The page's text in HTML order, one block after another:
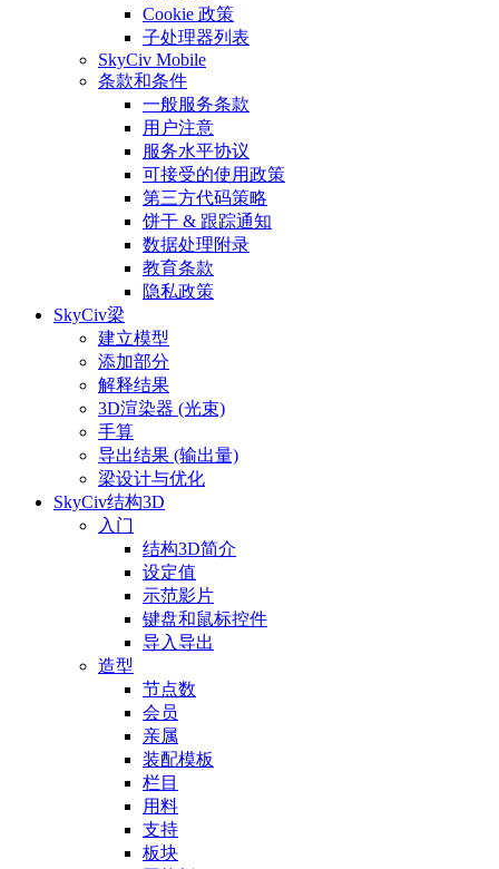
Cookie 政策
子处理器列表
SkyCiv Mobile
条款和条件
一般服务条款
用户注意
服务水平协议
可接受的使用政策
第三方代码策略
饼干 & 跟踪通知
数据处理附录
教育条款
隐私政策
SkyCiv梁
建立模型
添加部分
解释结果
3D渲染器 (光束)
手算
导出结果 (输出量)
梁设计与优化
SkyCiv结构3D
入门
结构3D简介
设定值
示范影片
键盘和鼠标控件
导入导出
造型
节点数
会员
亲属
装配模板
栏目
用料
支持
板块